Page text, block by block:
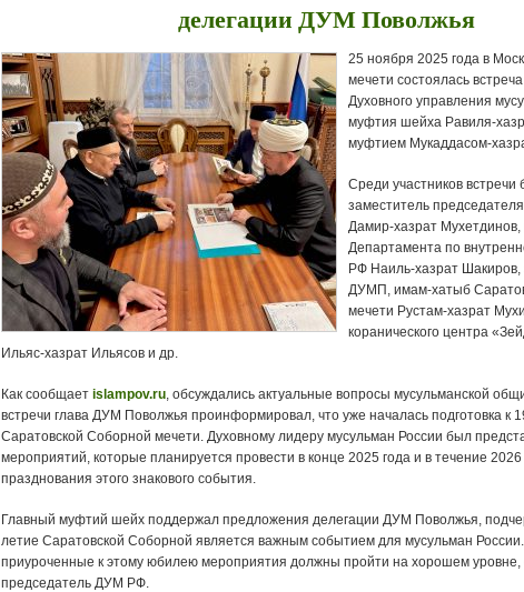
делегации ДУМ Поволжья
25 ноября 2025 года в
мечети состоялась
Духовного управления
муфтия шейха Равиля-
муфтием Мукаддасом-
Среди участников
заместитель
Дамир-хазрат Мухетдинов,
Департамента по
РФ Наиль-хазрат Шакиров,
ДУМП, имам-хатыб
мечети Рустам-хазрат
коранического центра
Ильяс-хазрат Ильясов и др.
Как сообщает islampov.ru, обсуждались актуальные вопросы мусульманской
встречи глава ДУМ Поволжья проинформировал, что уже началась подготовка к
Саратовской Соборной мечети. Духовному лидеру мусульман России был
мероприятий, которые планируется провести в конце 2025 года и в течение
празднования этого знакового события.
Главный муфтий шейх поддержал предложения делегации ДУМ Поволжья,
летие Саратовской Соборной является важным событием для мусульман
приуроченные к этому юбилею мероприятия должны пройти на хорошем уровне,
председатель ДУМ РФ.